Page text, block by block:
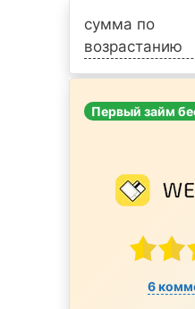
сумма по
возрастанию
Первый займ
6